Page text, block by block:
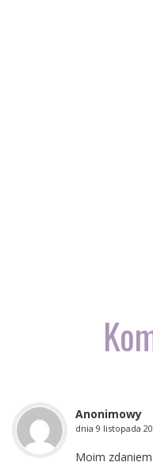
Anonimowy
dnia 9 listopada
Moim